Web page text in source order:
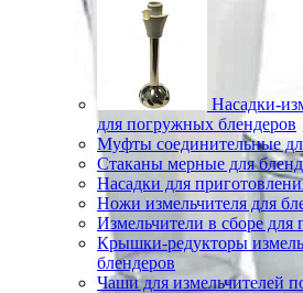
Насадки-
для погружных блендеров
Муфты соединительные
Стаканы мерные для
Насадки для
Ножи измельчителя для
Измельчители в сборе
Крышки-редукторы
блендеров
Чаши для измельчителей